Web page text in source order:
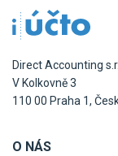
Direct Accounting
V Kolkovně 3
110 00 Praha 1,
O NÁS